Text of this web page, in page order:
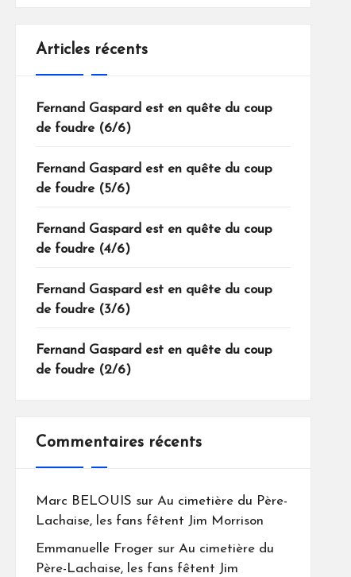
Articles récents
Fernand Gaspard est en quête du coup
de foudre (6/6)
Fernand Gaspard est en quête du coup
de foudre (5/6)
Fernand Gaspard est en quête du coup
de foudre (4/6)
Fernand Gaspard est en quête du coup
de foudre (3/6)
Fernand Gaspard est en quête du coup
de foudre (2/6)
Commentaires récents
Marc BELOUIS sur Au cimetière du Père-
Lachaise, les fans fêtent Jim Morrison
Emmanuelle Frogersur Au cimetière du
Père-Lachaise, les fans fêtent Jim